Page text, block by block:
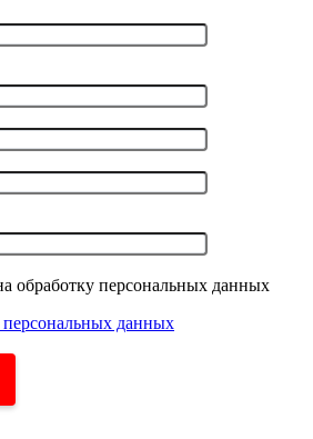
обработку персональных данных
персональных данных